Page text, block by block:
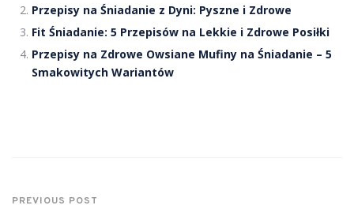
Przepisy na Śniadanie z Dyni: Pyszne i Zdrowe
Fit Śniadanie: 5 Przepisów na Lekkie i Zdrowe Posiłki
Przepisy na Zdrowe Owsiane Mufiny na Śniadanie – 5
Smakowitych Wariantów
PREVIOUS POST